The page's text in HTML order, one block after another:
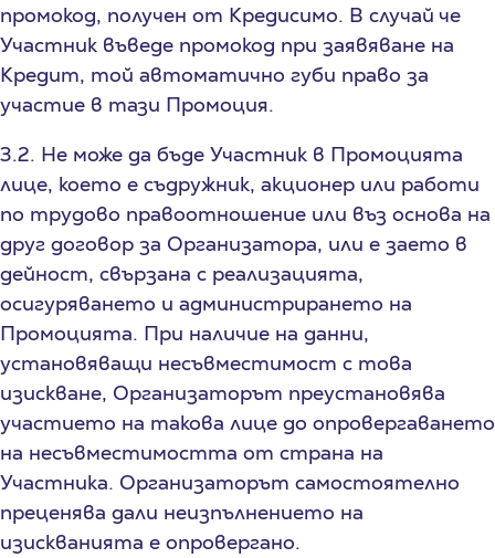
промокод, получен от Кредисимо. В случай че
Участник въведе промокод при заявяване на
Кредит, той автоматично губи право за
участие в тази Промоция.
3.2. Не може да бъде Участник в Промоцията
лице, което е съдружник, акционер или работи
по трудово правоотношение или въз основа на
друг договор за Организатора, или е заето в
дейност, свързана с реализацията,
осигуряването и администрирането на
Промоцията. При наличие на данни,
установяващи несъвместимост с това
изискване, Организаторът преустановява
участието на такова лице до опровергаването
на несъвместимостта от страна на
Участника. Организаторът самостоятелно
преценява дали неизпълнението на
изискванията е опровергано.